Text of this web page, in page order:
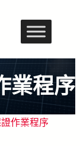
業程序
作業程序